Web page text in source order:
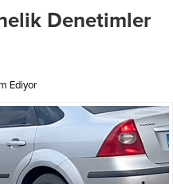
Denetimler
Ediyor